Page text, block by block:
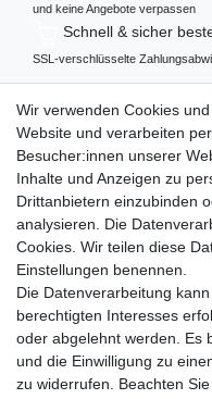
und keine Angebote verpassen
Schnell & sicher
SSL-verschlüsselte
Mehr über...
Widerrufs­recht
Datenschutz
AGB
Impressum
Vertrag widerrufen
Zahlungsweisen
Wir verwenden Cookies
Website und verarbeiten
Besucher:innen unserer
Inhalte und Anzeigen zu
Drittanbietern einzubinden
analysieren. Die
Cookies. Wir teilen diese
Einstellungen benennen.
Die Datenverarbeitung
berechtigten Interesses
oder abgelehnt werden. Es
und die Einwilligung zu
zu widerrufen. Beachten